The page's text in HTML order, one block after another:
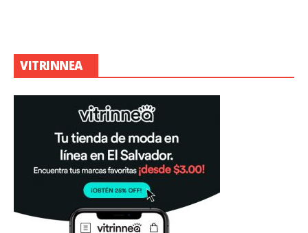
VITRINNEA